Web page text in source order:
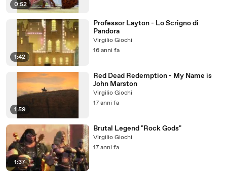
0:52
1:42
Professor Layton - Lo Scrigno di
Pandora
Virgilio Giochi
16 anni fa
1:59
Red Dead Redemption - My Name is
John Marston
Virgilio Giochi
17 anni fa
1:37
Brutal Legend "Rock Gods"
Virgilio Giochi
17 anni fa